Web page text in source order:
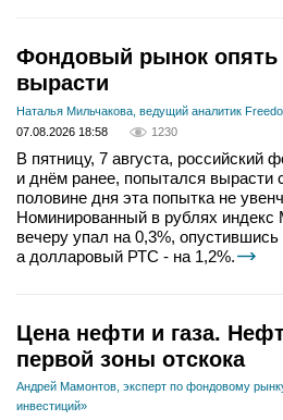
Фондовый рынок опять
вырасти
Наталья Мильчакова, ведущий аналитик
07.08.2026 18:58
1230
В пятницу, 7 августа, российский
и днём ранее, попытался вырасти
половине дня эта попытка не
Номинированный в рублях индекс
вечеру упал на 0,3%,
а долларовый РТС - на 1,2%.
Цена нефти и газа.
первой зоны отскока
Андрей Мамонтов, эксперт по фондовому
инвестиций»